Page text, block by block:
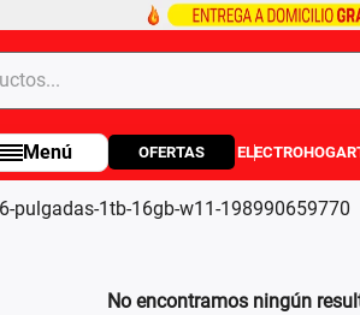
OFERTAS ELECTROHOGAR
pulgadas-1tb-16gb-w11-198990659770
No encontramos ningún